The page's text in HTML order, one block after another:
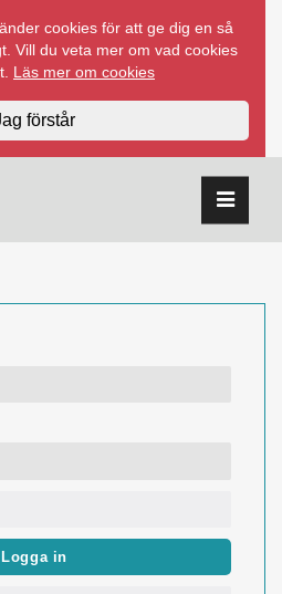
cookies för att ge dig en så
Vill du veta mer om vad cookies
Läs mer om cookies
förstår
Logga in